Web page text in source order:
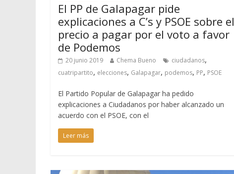
El PP de Galapagar pide
explicaciones a C’s y PSOE sobre el
precio a pagar por el voto a favor
de Podemos
20 junio 2019 Chema Bueno ciudadanos,
cuatripartito, elecciones, Galapagar, podemos, PP, PSOE
El Partido Popular de Galapagar ha pedido
explicaciones a Ciudadanos por haber alcanzado un
acuerdo con el PSOE, con el
Leer más